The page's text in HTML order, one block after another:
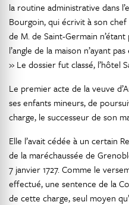
la routine administrative dans
Bourgoin, qui écrivit à son chef
de M. de Saint-Germain
l’angle de la maison n’ayant
» Le dossier fut classé, l’hôtel
Le premier acte de la veuve
ses enfants mineurs, de
charge, le successeur de son
Elle l’avait cédée à un certain
de la maréchaussée de
7 janvier 1727. Comme le
effectué, une sentence de la
de cette charge, seul moyen